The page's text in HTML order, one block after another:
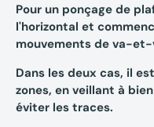
Pour un ponçage de
l'horizontal et
mouvements de va-
Dans les deux cas, il
zones, en veillant à
éviter les traces.